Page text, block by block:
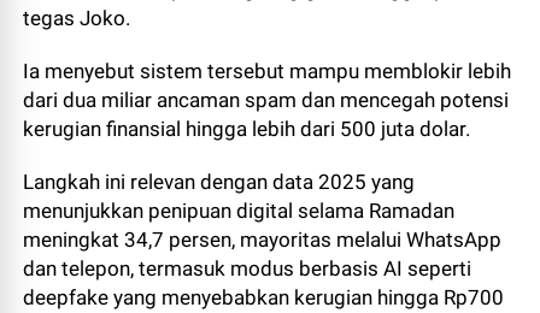
tegas Joko.
Ia menyebut sistem tersebut mampu memblokir lebih
dari dua miliar ancaman spam dan mencegah potensi
kerugian finansial hingga lebih dari 500 juta dolar.
Langkah ini relevan dengan data 2025 yang
menunjukkan penipuan digital selama Ramadan
meningkat 34,7 persen, mayoritas melalui WhatsApp
dan telepon, termasuk modus berbasis AI seperti
deepfake yang menyebabkan kerugian hingga Rp700